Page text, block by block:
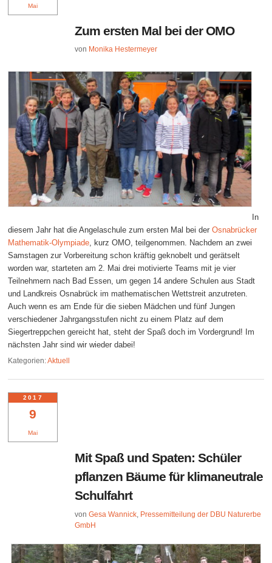
Mai
Zum ersten Mal bei der OMO
von Monika Hestermeyer
In
diesem Jahr hat die Angelaschule zum ersten Mal bei derOsnabrücker
Mathematik-Olympiade, kurz OMO, teilgenommen. Nachdem an zwei
Samstagen zur Vorbereitung schon kräftig geknobelt und gerätselt
worden war, starteten am 2. Mai drei motivierte Teams mit je vier
Teilnehmern nach Bad Essen, um gegen 14 andere Schulen aus Stadt
und Landkreis Osnabrück im mathematischen Wettstreit anzutreten.
Auch wenn es am Ende für die sieben Mädchen und fünf Jungen
verschiedener Jahrgangsstufen nicht zu einem Platz auf dem
Siegertreppchen gereicht hat, steht der Spaß doch im Vordergrund! Im
nächsten Jahr sind wir wieder dabei!
Kategorien:Aktuell
9
Mai
2017
Mit Spaß und Spaten: Schüler
pflanzen Bäume für klimaneutrale
Schulfahrt
vonGesa Wannick Pressemitteilung der DBU Naturerbe
GmbH